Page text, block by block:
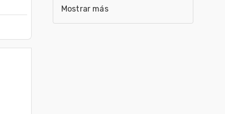
Mostrar más